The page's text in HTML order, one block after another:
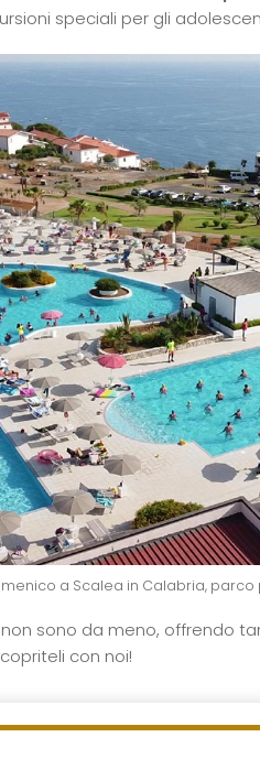
speciali per gli
a Scalea in Calabria, parco
non sono da meno, offrendo
con noi!